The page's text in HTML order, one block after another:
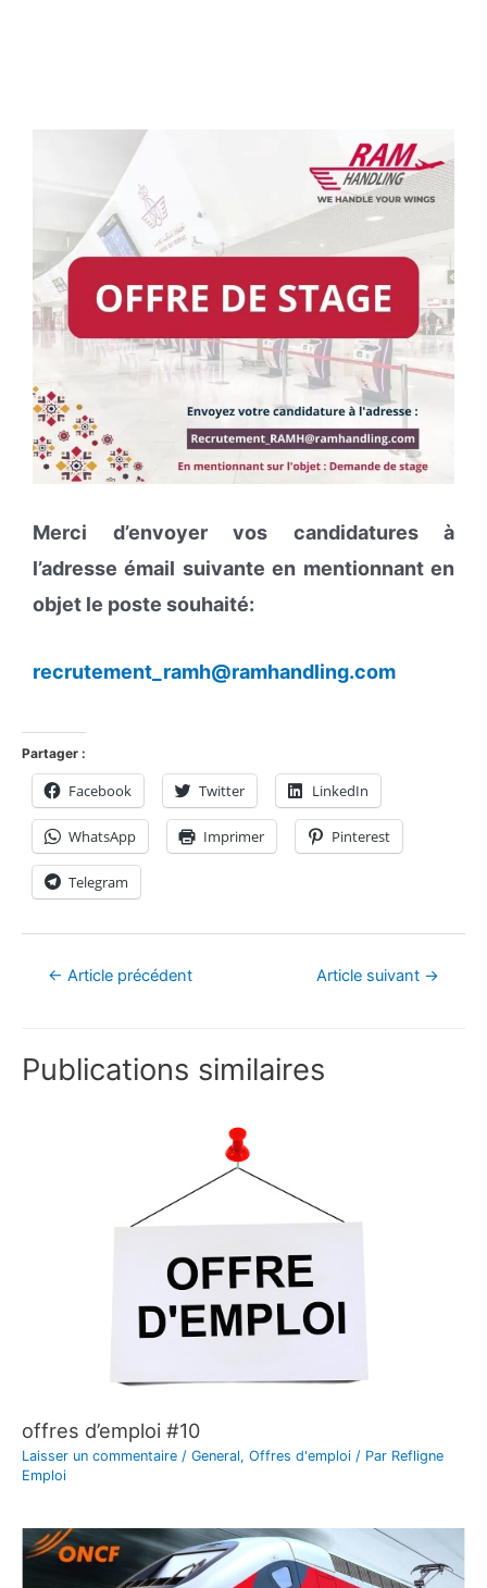
Merci d’envoyer vos candidatures à
l’adresse émail suivante en mentionnant en
objet le poste souhaité:
recrutement_ramh@ramhandling.com
Partager :
Facebook Twitter LinkedIn
WhatsApp Imprimer Pinterest
Telegram
← Article précédent Article suivant →
Publications similaires
offres d’emploi #10
Laisser un commentaire / General, Offres d'emploi / Par Refligne
Emploi